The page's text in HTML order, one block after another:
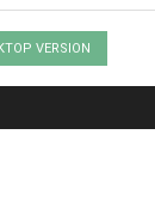
VERSION